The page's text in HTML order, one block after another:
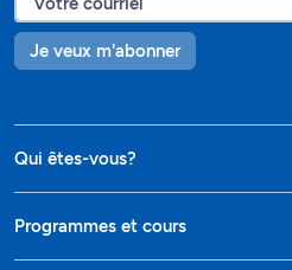
Je veux m'abonner
Qui êtes-vous?
Programmes et cours